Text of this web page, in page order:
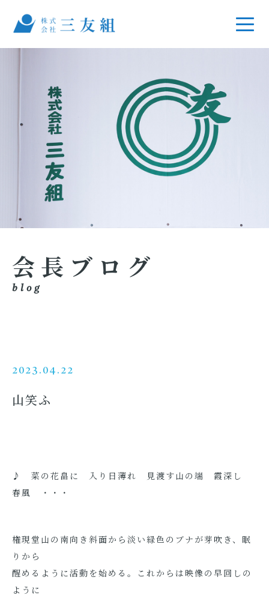
会長ブログ
blog
2023.04.22
山笑ふ
♪ 菜の花畠に 入り日薄れ 見渡す山の端 霞深し
春風 ・・・
権現堂山の南向き斜面から淡い緑色のブナが芽吹き、眠
りから
醒めるように活動を始める。これからは映像の早回しの
ように